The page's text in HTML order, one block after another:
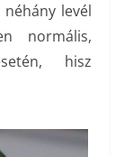
levél
normális,
hisz